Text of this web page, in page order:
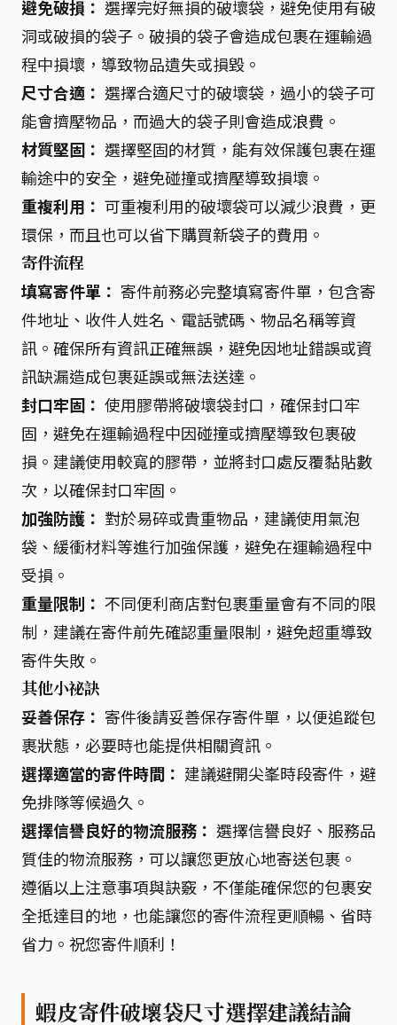
避免破損： 選擇完好無損的破壞袋，避免使用有破
洞或破損的袋子。破損的袋子會造成包裹在運輸過
程中損壞，導致物品遺失或損毀。
尺寸合適： 選擇合適尺寸的破壞袋，過小的袋子可
能會擠壓物品，而過大的袋子則會造成浪費。
材質堅固： 選擇堅固的材質，能有效保護包裹在運
輸途中的安全，避免碰撞或擠壓導致損壞。
重複利用： 可重複利用的破壞袋可以減少浪費，更
環保，而且也可以省下購買新袋子的費用。
寄件流程
填寫寄件單： 寄件前務必完整填寫寄件單，包含寄
件地址、收件人姓名、電話號碼、物品名稱等資
訊。確保所有資訊正確無誤，避免因地址錯誤或資
訊缺漏造成包裹延誤或無法送達。
封口牢固： 使用膠帶將破壞袋封口，確保封口牢
固，避免在運輸過程中因碰撞或擠壓導致包裹破
損。建議使用較寬的膠帶，並將封口處反覆黏貼數
次，以確保封口牢固。
加強防護： 對於易碎或貴重物品，建議使用氣泡
袋、緩衝材料等進行加強保護，避免在運輸過程中
受損。
重量限制： 不同便利商店對包裹重量會有不同的限
制，建議在寄件前先確認重量限制，避免超重導致
寄件失敗。
其他小祕訣
妥善保存： 寄件後請妥善保存寄件單，以便追蹤包
裹狀態，必要時也能提供相關資訊。
選擇適當的寄件時間： 建議避開尖峯時段寄件，避
免排隊等候過久。
選擇信譽良好的物流服務： 選擇信譽良好、服務品
質佳的物流服務，可以讓您更放心地寄送包裹。
遵循以上注意事項與訣竅，不僅能確保您的包裹安
全抵達目的地，也能讓您的寄件流程更順暢、省時
省力。祝您寄件順利！
蝦皮寄件破壞袋尺寸選擇建議結論